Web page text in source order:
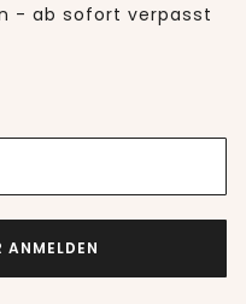
- ab sofort verpasst
ANMELDEN